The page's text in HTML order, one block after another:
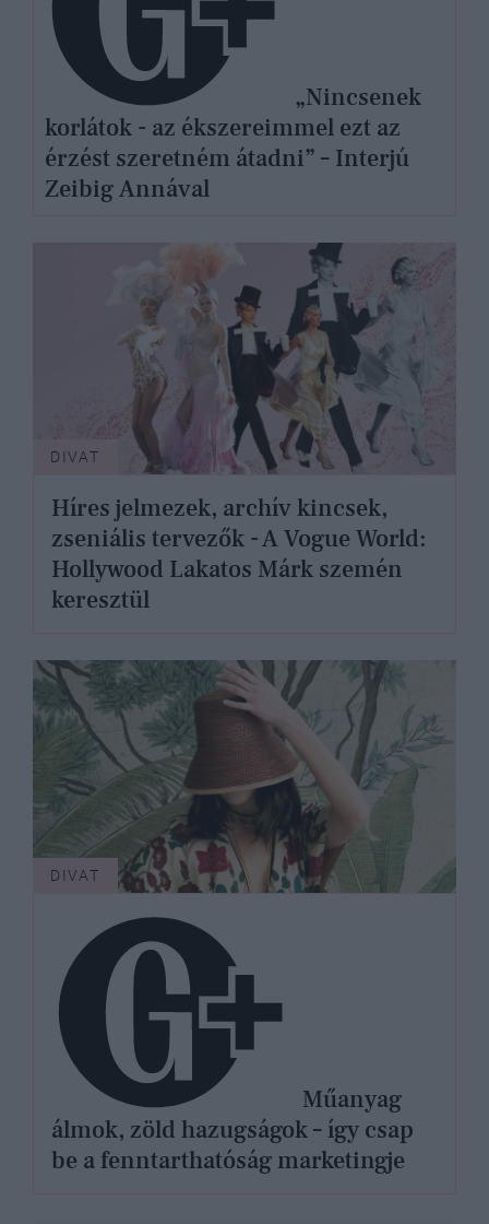
korlátok - az ékszereimmel ezt az
érzést szeretném átadni” – Interjú
Zeibig Annával
DIVAT
Híres jelmezek, archív kincsek,
zseniális tervezők - A Vogue World:
Hollywood Lakatos Márk szemén
keresztül
DIVAT
Műanyag
álmok, zöld hazugságok – így csap
be a fenntarthatóság marketingje